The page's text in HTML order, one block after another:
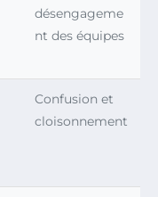
désengageme
nt des équipes
Confusion et
cloisonnement